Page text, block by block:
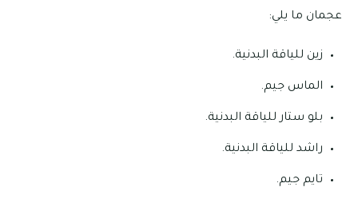
عجمان ما يلي:
زين للياقة البدنية.
الماس جيم.
بلو ستار للياقة البدنية.
راشد للياقة البدنية.
تايم جيم.